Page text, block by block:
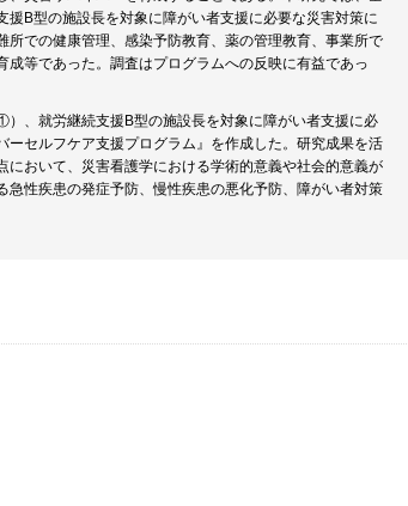
B型の施設長を対象に障がい者支援に必要な災害対策に
での健康管理、感染予防教育、薬の管理教育、事業所で
等であった。調査はプログラムへの反映に有益であっ
、就労継続支援B型の施設長を対象に障がい者支援に必
セルフケア支援プログラム』を作成した。研究成果を活
おいて、災害看護学における学術的意義や社会的意義が
性疾患の発症予防、慢性疾患の悪化予防、障がい者対策